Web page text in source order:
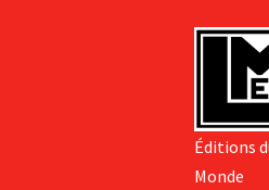
Éditions
Monde